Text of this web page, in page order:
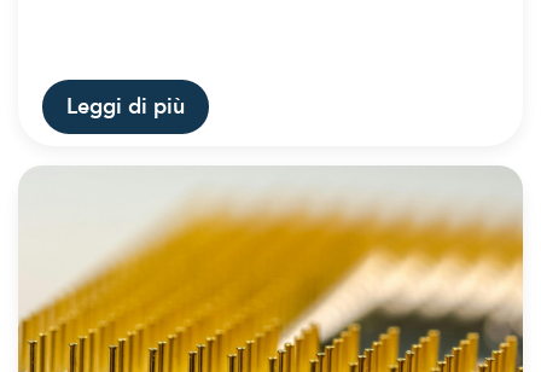
Leggi di più